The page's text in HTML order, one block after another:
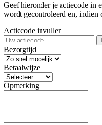
Geef hieronder je actiecode in
wordt gecontroleerd en, indien
Actiecode invullen
Bezorgtijd
Betaalwijze
Opmerking